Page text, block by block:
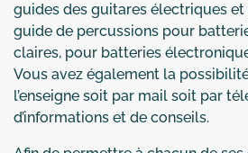
guides des guitares électriques et
guide de percussions pour
claires, pour batteries
Vous avez également la
l’enseigne soit par mail soit par
d’informations et de conseils.